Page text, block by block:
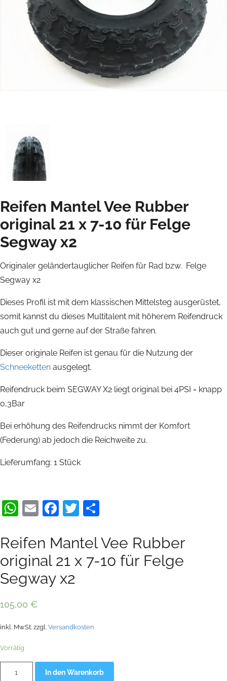
Reifen Mantel Vee Rubber
original 21 x 7-10 für Felge
Segway x2
Originaler geländertauglicher Reifen für Rad bzw. Felge
Segway x2
Dieses Profil ist mit dem klassischen Mittelsteg ausgerüstet,
somit kannst du dieses Multitalent mit höherem Reifendruck
auch gut und gerne auf der Straße fahren.
Dieser originale Reifen ist genau für die Nutzung der
Schneeketten ausgelegt.
Reifendruck beim SEGWAY X2 liegt original bei 4PSI = knapp
0,3Bar
Bei erhöhung des Reifendrucks nimmt der Komfort
(Federung) ab jedoch die Reichweite zu.
Lieferumfang: 1 Stück
WhatsApp
EmailFacebook
Twitter
Reifen Mantel Vee Rubber
original 21 x 7-10 für Felge
Segway x2
105,00 €
inkl. MwSt. zzgl. Versandkosten
Vorrätig
Mantel
In den Warenkorb